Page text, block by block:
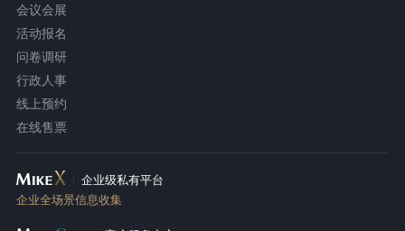
会议会展
活动报名
问卷调研
行政人事
线上预约
在线售票
企业级私有平台
企业全场景信息收集